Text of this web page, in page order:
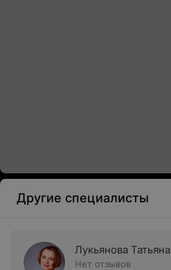
Другие специалисты
Лукьянова Татьяна
Нет отзывов